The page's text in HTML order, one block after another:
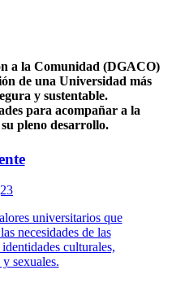
a la Comunidad (DGACO)
de una Universidad más
y sustentable.
para acompañar a la
pleno desarrollo.
universitarios que
necesidades de las
culturales,
sexuales.